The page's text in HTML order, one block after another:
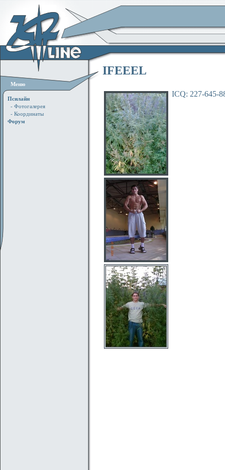
Меню
Псилайн
- Фотогалерея
- Координаты
Форум
IFEEEL
ICQ: 227-645-